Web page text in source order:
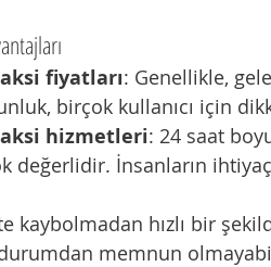
fiyatları: Genellikle,
birçok kullanıcı için
hizmetleri: 24 saat
değerlidir. İnsanların
kaybolmadan hızlı bir
memnun